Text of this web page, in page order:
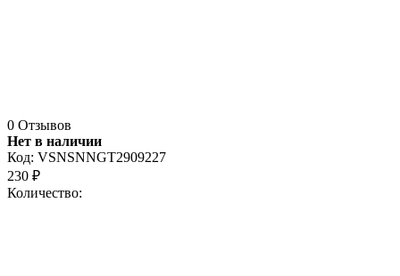
0 Отзывов
Нет в наличии
Код: VSNSNNGT2909227
230 ₽
Количество: